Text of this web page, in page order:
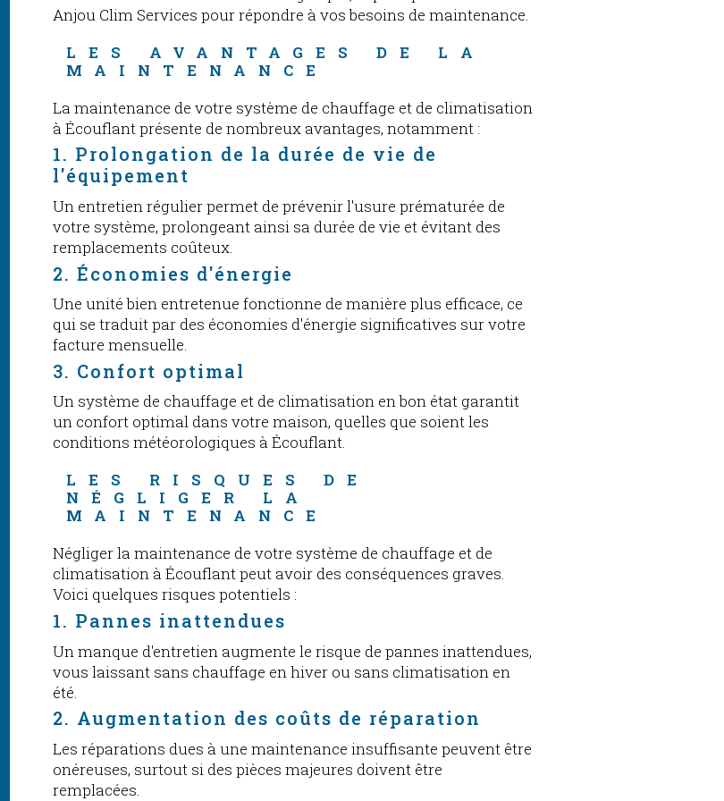
Anjou Clim Services pour répondre à vos besoins de maintenance.
LES AVANTAGES DE LA
MAINTENANCE
La maintenance de votre système de chauffage et de climatisation
à Écouflant présente de nombreux avantages, notamment :
1. Prolongation de la durée de vie de
l'équipement
Un entretien régulier permet de prévenir l'usure prématurée de
votre système, prolongeant ainsi sa durée de vie et évitant des
remplacements coûteux.
2. Économies d'énergie
Une unité bien entretenue fonctionne de manière plus efficace, ce
qui se traduit par des économies d'énergie significatives sur votre
facture mensuelle.
3. Confort optimal
Un système de chauffage et de climatisation en bon état garantit
un confort optimal dans votre maison, quelles que soient les
conditions météorologiques à Écouflant.
LES RISQUES DE
NÉGLIGER LA
MAINTENANCE
Négliger la maintenance de votre système de chauffage et de
climatisation à Écouflant peut avoir des conséquences graves.
Voici quelques risques potentiels :
1. Pannes inattendues
Un manque d'entretien augmente le risque de pannes inattendues,
vous laissant sans chauffage en hiver ou sans climatisation en
été.
2. Augmentation des coûts de réparation
Les réparations dues à une maintenance insuffisante peuvent être
onéreuses, surtout si des pièces majeures doivent être
remplacées.